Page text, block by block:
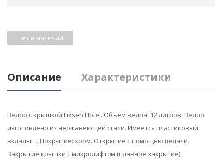
Нет в наличии
Описание Характеристики
Ведро с крышкой Fixsen Hotel. Объем ведра: 12 литров. Ведро
изготовлено из нержавеющей стали. Имеется пластиковый
вкладыш. Покрытие: хром. Открытие с помощью педали.
Закрытие крышки с микролифтом (плавное закрытие).